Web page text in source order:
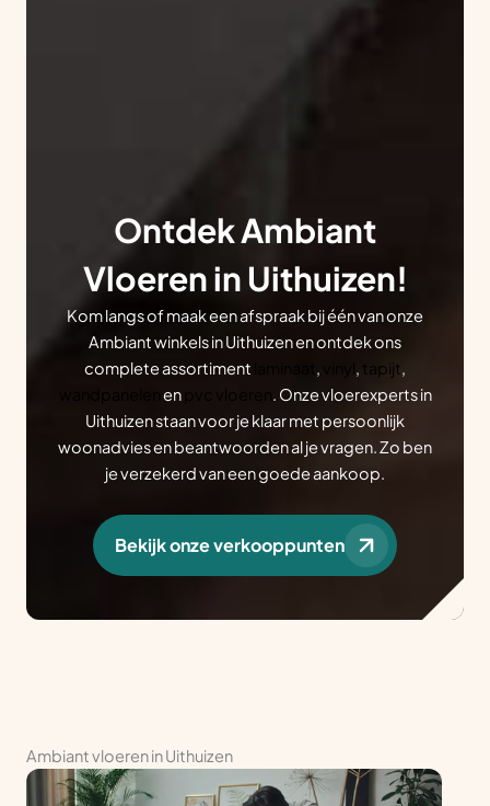
Ontdek Ambiant
Vloeren in Uithuizen!
Kom langs of maak een afspraak bij één van onze
Ambiant winkels in Uithuizen en ontdek ons
complete assortiment
, , tapijt,
en
. Onze vloerexperts in
Uithuizen staan voor je klaar met persoonlijk
woonadvies en beantwoorden al je vragen. Zo ben
je verzekerd van een goede aankoop.
Bekijk onze verkooppunten
Ambiant vloeren in Uithuizen